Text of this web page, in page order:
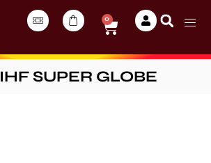
0
IHF SUPER GLOBE